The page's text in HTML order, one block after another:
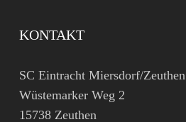
KONTAKT
SC Eintracht Miersdorf/Zeuthen
Wüstemarker Weg 2
15738 Zeuthen